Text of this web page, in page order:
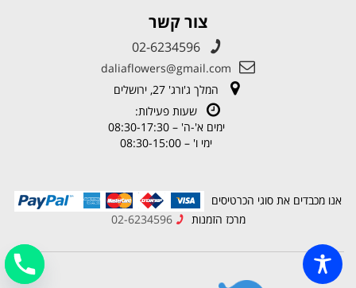
צור קשר
02-6234596
daliaflowers@gmail.com
המלך ג'ורג' 27, ירושלים
שעות פעילות:
ימים א'-ה' – 08:30-17:30
ימי ו' – 08:30-15:00
אנו מכבדים את סוגי הכרטיסים
מרכז הזמנות
02-6234596